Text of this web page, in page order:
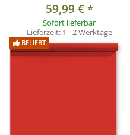
59,99 €*
Sofort lieferbar
Lieferzeit: 1 - 2 Werktage
BELIEBT